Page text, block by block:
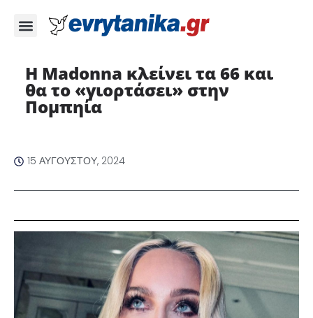
H Madonna κλείνει τα 66 και
θα το «γιορτάσει» στην
Πομπηία
15 ΑΥΓΟΎΣΤΟΥ, 2024